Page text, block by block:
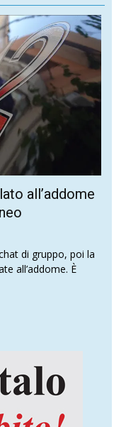
all’addome
di gruppo, poi la
all’addome. È